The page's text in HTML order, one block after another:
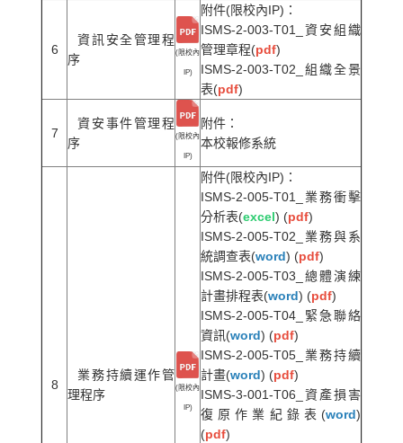
6
資訊安全管理程
序
(限校內
IP)
附件(限校內IP)：
ISMS-2-003-T01_資安組織
管理章程(pdf)
ISMS-2-003-T02_組織全景
表(pdf)
7
資安事件管理程
序
(限校內
IP)
附件：
本校報修系統
8
業務持續運作管
理程序
(限校內
IP)
附件(限校內IP)：
ISMS-2-005-T01_業務衝擊
分析表(excel) (pdf)
ISMS-2-005-T02_業務與系
統調查表(word) (pdf)
ISMS-2-005-T03_總體演練
計畫排程表(word) (pdf)
ISMS-2-005-T04_緊急聯絡
資訊(word) (pdf)
ISMS-2-005-T05_業務持續
計畫(word) (pdf)
ISMS-3-001-T06_資產損害
復原作業紀錄表(word)
(pdf)